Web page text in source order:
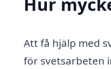
Att få hjälp med
för svetsarbeten